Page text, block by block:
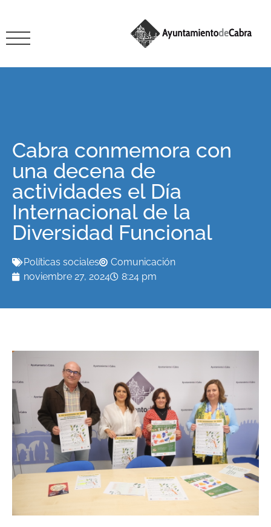
Cabra conmemora con
una decena de
actividades el Día
Internacional de la
Diversidad Funcional
Políticas sociales
Comunicación
noviembre 27, 2024
8:24 pm